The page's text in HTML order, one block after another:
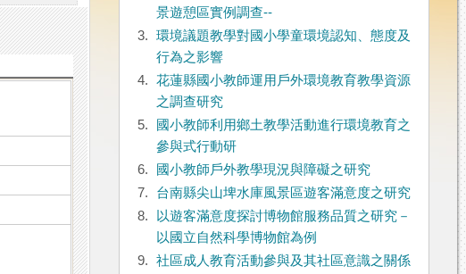
景遊憩區實例調查--
3.
環境議題教學對國小學童環境認知、態度及
行為之影響
4.
花蓮縣國小教師運用戶外環境教育教學資源
之調查研究
5.
國小教師利用鄉土教學活動進行環境教育之
參與式行動研
6.
國小教師戶外教學現況與障礙之研究
7.
台南縣尖山埤水庫風景區遊客滿意度之研究
8.
以遊客滿意度探討博物館服務品質之研究－
以國立自然科學博物館為例
9.
社區成人教育活動參與及其社區意識之關係